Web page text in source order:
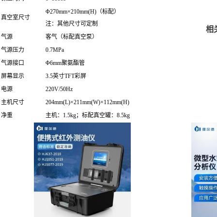
真空室尺寸
Φ270mm×210mm(H)（标配）
注：其他尺寸可定制
气源
客气（标配真空泵）
气源压力
0.7MPa
气源接口
Φ6mm聚氨酯管
屏幕显示
3.5英寸TFT彩屏
电源
220V/50Hz
主机尺寸
204mm(L)×211mm(W)×112mm(H)
净重
主机：1.5kg；标配真空罐：8.5kg
相